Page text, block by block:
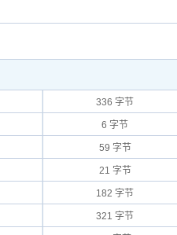
336 字节
6 字节
59 字节
21 字节
182 字节
321 字节